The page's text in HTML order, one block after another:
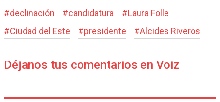
#declinación #candidatura #Laura Folle
#Ciudad del Este #presidente #Alcides Riveros
Déjanos tus comentarios en Voiz